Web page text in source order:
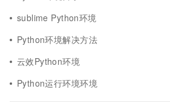
sublime Python环境
Python环境解决方法
云效Python环境
Python运行环境环境